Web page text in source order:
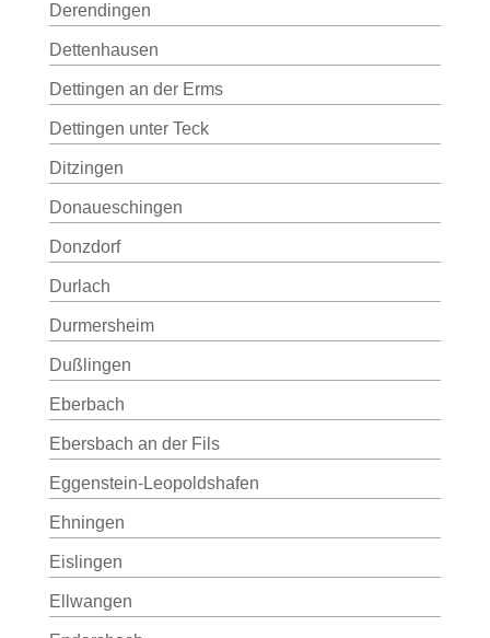
Derendingen
Dettenhausen
Dettingen an der Erms
Dettingen unter Teck
Ditzingen
Donaueschingen
Donzdorf
Durlach
Durmersheim
Dußlingen
Eberbach
Ebersbach an der Fils
Eggenstein-Leopoldshafen
Ehningen
Eislingen
Ellwangen